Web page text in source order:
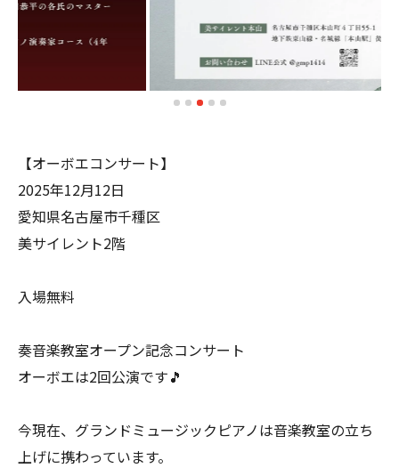
【オーボエコンサート】
2025年12月12日
愛知県名古屋市千種区
美サイレント2階
入場無料
奏音楽教室オープン記念コンサート
オーボエは2回公演です🎵
今現在、グランドミュージックピアノは音楽教室の立ち
上げに携わっています。